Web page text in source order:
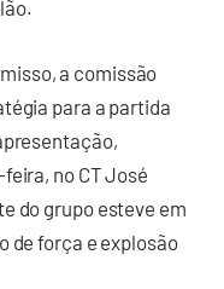
a comissão
para a partida
no CT José
do grupo esteve em
de força e explosão